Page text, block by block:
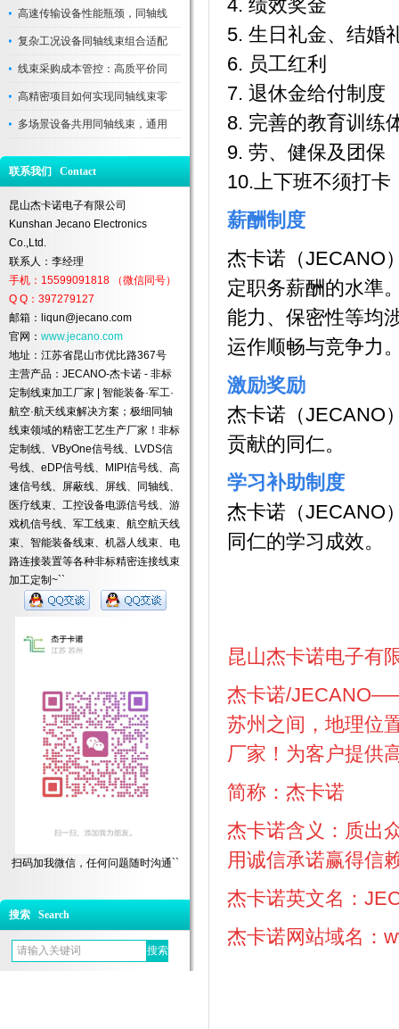
高速传输设备性能瓶颈，同轴线
复杂工况设备同轴线束组合适配
线束采购成本管控：高质平价同
高精密项目如何实现同轴线束零
多场景设备共用同轴线束，通用
联系我们 Contact
昆山杰卡诺电子有限公司
Kunshan Jecano Electronics
Co.,Ltd.
联系人：李经理
手机：15599091818 （微信同号）
Q Q：397279127
邮箱：liqun@jecano.com
官网： www.jecano.com
地址：江苏省昆山市优比路367号
主营产品：JECANO-杰卡诺 - 非标
定制线束加工厂家 | 智能装备·军工·
航空·航天线束解决方案；极细同轴
线束领域的精密工艺生产厂家！非标
定制线、VByOne信号线、LVDS信
号线、eDP信号线、MIPI信号线、高
速信号线、屏蔽线、屏线、同轴线、
医疗线束、工控设备电源信号线、游
戏机信号线、军工线束、航空航天线
束、智能装备线束、机器人线束、电
路连接装置等各种非标精密连接线束
加工定制~``
扫码加我微信，任何问题随时沟通``
搜索 Search
4. 绩效奖金
5. 生日礼金、结婚
6. 员工红利
7. 退休金给付制度
8. 完善的教育训练
9. 劳、健保及团保
10.上下班不须打卡
薪酬制度
杰卡诺（JECANO
定职务薪酬的水準
能力、保密性等均
运作顺畅与竞争力
激励奖励
杰卡诺（JECANO
贡献的同仁。
学习补助制度
杰卡诺（JECANO
同仁的学习成效。
昆山杰卡诺电子有
杰卡诺/
苏州之间，地理位
厂家！为客户提供
简称：杰卡诺
杰卡诺含义：质出
用诚信承诺赢得信
杰卡诺英文名：
杰卡诺网站域名：